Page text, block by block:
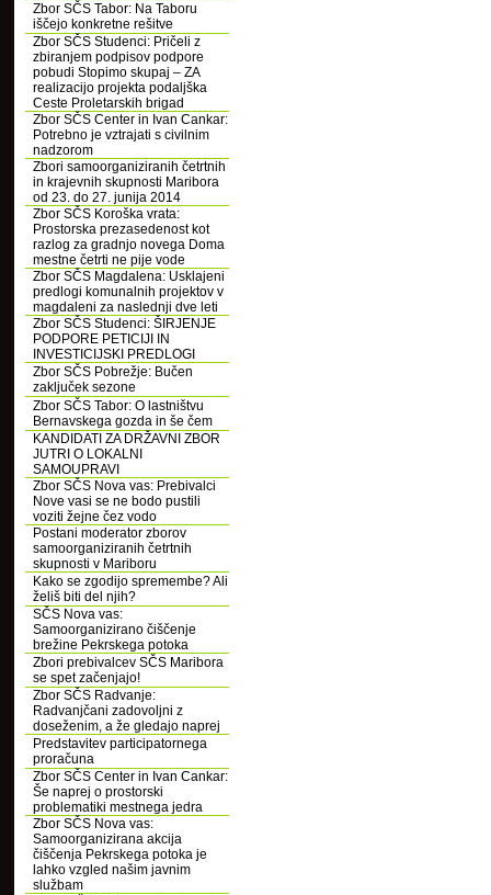
Zbor SČS Tabor: Na Taboru
iščejo konkretne rešitve
Zbor SČS Studenci: Pričeli z
zbiranjem podpisov podpore
pobudi Stopimo skupaj – ZA
realizacijo projekta podaljška
Ceste Proletarskih brigad
Zbor SČS Center in Ivan Cankar:
Potrebno je vztrajati s civilnim
nadzorom
Zbori samoorganiziranih četrtnih
in krajevnih skupnosti Maribora
od 23. do 27. junija 2014
Zbor SČS Koroška vrata:
Prostorska prezasedenost kot
razlog za gradnjo novega Doma
mestne četrti ne pije vode
Zbor SČS Magdalena: Usklajeni
predlogi komunalnih projektov v
magdaleni za naslednji dve leti
Zbor SČS Studenci: ŠIRJENJE
PODPORE PETICIJI IN
INVESTICIJSKI PREDLOGI
Zbor SČS Pobrežje: Bučen
zaključek sezone
Zbor SČS Tabor: O lastništvu
Bernavskega gozda in še čem
KANDIDATI ZA DRŽAVNI ZBOR
JUTRI O LOKALNI
SAMOUPRAVI
Zbor SČS Nova vas: Prebivalci
Nove vasi se ne bodo pustili
voziti žejne čez vodo
Postani moderator zborov
samoorganiziranih četrtnih
skupnosti v Mariboru
Kako se zgodijo spremembe? Ali
želiš biti del njih?
SČS Nova vas:
Samoorganizirano čiščenje
brežine Pekrskega potoka
Zbori prebivalcev SČS Maribora
se spet začenjajo!
Zbor SČS Radvanje:
Radvanjčani zadovoljni z
doseženim, a že gledajo naprej
Predstavitev participatornega
proračuna
Zbor SČS Center in Ivan Cankar:
Še naprej o prostorski
problematiki mestnega jedra
Zbor SČS Nova vas:
Samoorganizirana akcija
čiščenja Pekrskega potoka je
lahko vzgled našim javnim
službam